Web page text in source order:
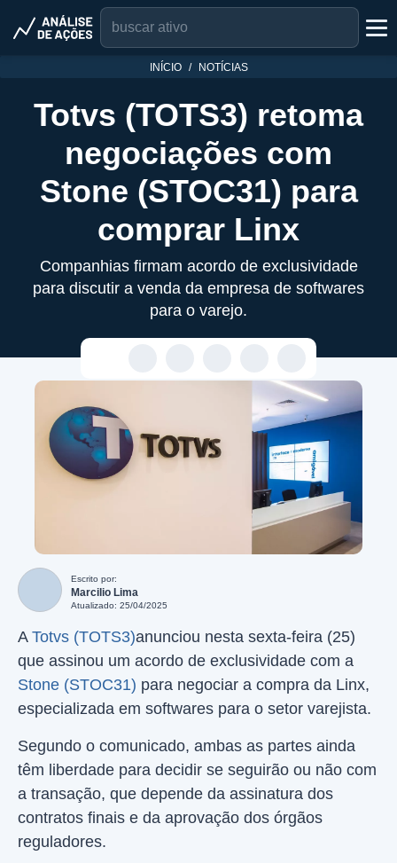
INÍCIO NOTÍCIAS
Totvs (TOTS3) retoma
negociações com
Stone (STOC31) para
comprar Linx
Companhias firmam acordo de exclusividade
para discutir a venda da empresa de softwares
para o varejo.
Escrito por:
Marcilio Lima
Atualizado: 25/04/2025
A Totvs (TOTS3)anunciou nesta sexta-feira (25)
que assinou um acordo de exclusividade com a
Stone (STOC31) para negociar a compra da Linx,
especializada em softwares para o setor varejista.
Segundo o comunicado, ambas as partes ainda
têm liberdade para decidir se seguirão ou não com
a transação, que depende da assinatura dos
contratos finais e da aprovação dos órgãos
reguladores.